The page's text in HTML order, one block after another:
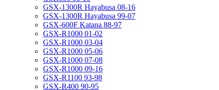
GSX-1300R Hayabusa 08-16
GSX-1300R Hayabusa 99-07
GSX-600F Katana 88-97
GSX-R1000 01-02
GSX-R1000 03-04
GSX-R1000 05-06
GSX-R1000 07-08
GSX-R1000 09-16
GSX-R1100 93-98
GSX-R400 90-95